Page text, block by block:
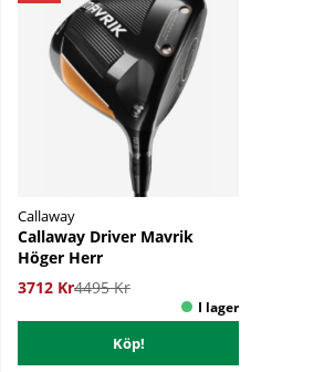
Callaway
Callaway Driver Mavrik
Höger Herr
3712 Kr4495 Kr
Köp!